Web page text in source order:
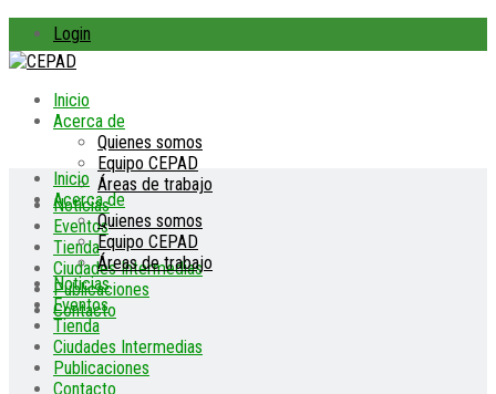
Login
Inicio
Acerca de
Quienes somos
Equipo CEPAD
Áreas de trabajo
Noticias
Eventos
Tienda
Ciudades Intermedias
Publicaciones
Contacto
Inicio
Acerca de
Quienes somos
Equipo CEPAD
Áreas de trabajo
Noticias
Eventos
Tienda
Ciudades Intermedias
Publicaciones
Contacto